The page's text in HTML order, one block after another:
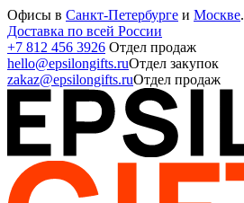
Офисы в Санкт-Петербурге и Москве.
Доставка по всей России
+7 812 456 3926 Отдел продаж
hello@epsilongifts.ruОтдел закупок
zakaz@epsilongifts.ruОтдел продаж